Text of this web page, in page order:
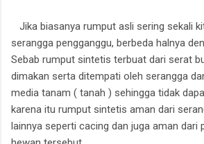
Jika biasanya rumput asli sering sekali
serangga pengganggu, berbeda halnya
Sebab rumput sintetis terbuat dari serat
dimakan serta ditempati oleh serangga
media tanam ( tanah ) sehingga tidak
karena itu rumput sintetis aman dari
lainnya seperti cacing dan juga aman dari